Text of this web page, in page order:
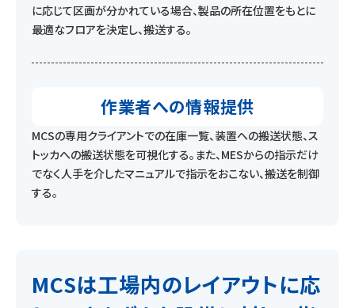
に応じて区画が分かれている場合、製品の所在位置をもとに
最適なフロアを決定し、搬送する。
作業者への情報提供
MCSの専用クライアントでの在庫一覧、装置への搬送状態、ス
トッカへの搬送状態を可視化する。また、MESからの指示だけ
でなく人手を介したマニュアルで指示をおこない、搬送を制御
する。
MCSは工場内のレイアウトに応